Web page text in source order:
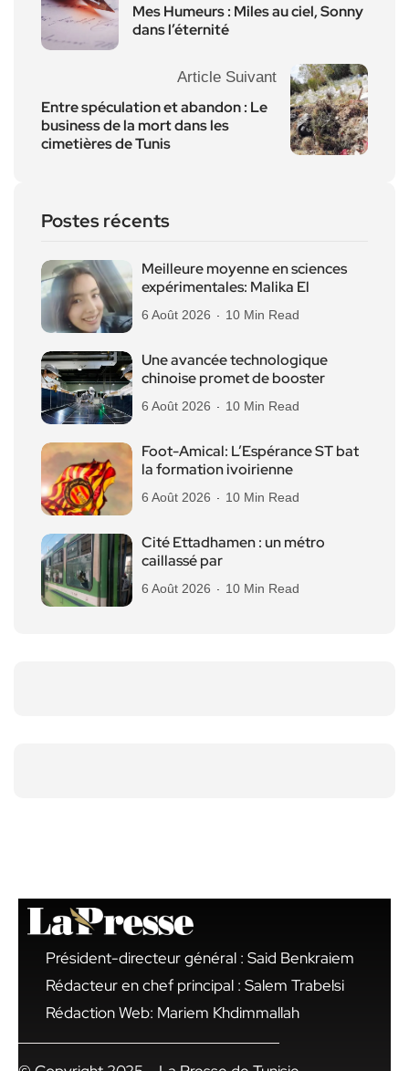
Mes Humeurs : Miles au ciel, Sonny
dans l’éternité
Article Suivant
Entre spéculation et abandon : Le
business de la mort dans les
cimetières de Tunis
Postes récents
Meilleure moyenne en sciences
expérimentales: Malika El
6 Août 2026 10 Min Read
Une avancée technologique
chinoise promet de booster
6 Août 2026 10 Min Read
Foot-Amical: L’Espérance ST bat
la formation ivoirienne
6 Août 2026 10 Min Read
Cité Ettadhamen : un métro
caillassé par
6 Août 2026 10 Min Read
Président-directeur général : Said Benkraiem
Rédacteur en chef principal : Salem Trabelsi
Rédaction Web: Mariem Khdimmallah